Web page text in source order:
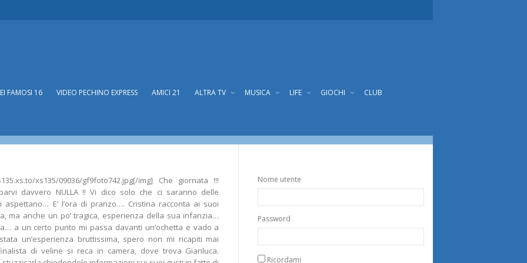
FAMOSI 16 VIDEO PECHINO EXPRESS AMICI 21 ALTRA TV MUSICA LIFE GIOCHI CLUB
xs135/09036/gf9foto742.jpg[/img] Che giornata !!!
davvero NULLA !! Vi dico solo che ci saranno delle
aspettano… E’ l’ora di pranzo…. Cristina racconta ai suoi
ma anche un po’ tragica, esperienza della sua infanzia…
a un certo punto mi passa davanti un’ochetta e vado a
un’esperienza bruttissima, spero non mi ricapiti mai
di veline si reca in camera, dove trova Gianluca.
Nome utente
Password
Ricordami